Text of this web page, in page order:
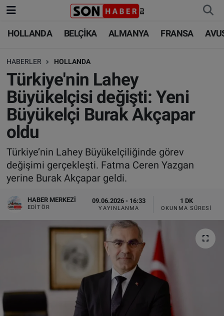
HOLLANDA BELÇİKA ALMANYA FRANSA
HABERLER HOLLANDA
Türkiye'nin Lahey
Büyükelçisi değişti: Yeni
Büyükelçi Burak Akçapar
oldu
Türkiye’nin Lahey Büyükelçiliğinde görev
değişimi gerçekleşti. Fatma Ceren Yazgan
yerine Burak Akçapar geldi.
HABER MERKEZI
EDITÖR
09.06.2026 - 16:33
YAYINLANMA
1 DK
OKUNMA SÜRESI
HOLLANDA
BELÇİKA
ALMANYA
FRANSA
AVUSTURYA
SAĞLIK - YAŞAM
HOLLANDA
BELÇİKA
ALMANYA
TÜRKİYE
DÜNYA
BİLİM-TEKNOLOJİ
ALGEMENE VOORWAARDEN
CONTACT
Nöbetçi Eczaneler
Hava Durumu
Trafik Durumu
Süper Lig Puan Durumu ve Fikstür
Tüm Manşetler
Son Dakika Haberleri